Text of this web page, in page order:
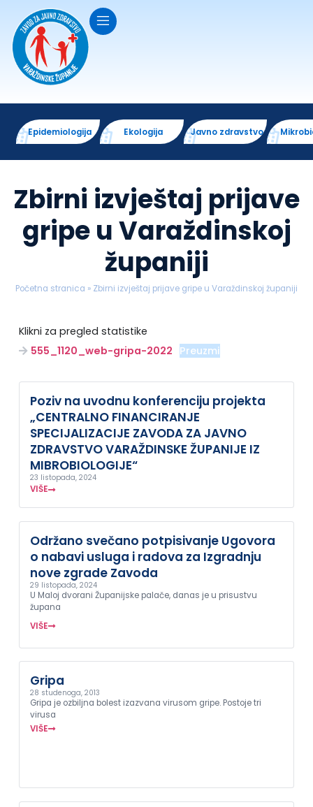
Epidemiologija Ekologija Javno zdravstvo
Zbirni izvještaj prijave
gripe u Varaždinskoj
županiji
Početna stranica » Zbirni izvještaj prijave gripe u Varaždinskoj županiji
Klikni za pregled statistike
555_1120_web-gripa-2022 Preuzmi
Poziv na uvodnu konferenciju projekta
„CENTRALNO FINANCIRANJE
SPECIJALIZACIJE ZAVODA ZA JAVNO
ZDRAVSTVO VARAŽDINSKE ŽUPANIJE IZ
MIBROBIOLOGIJE“
23 listopada, 2024
VIŠE
Održano svečano potpisivanje Ugovora
o nabavi usluga i radova za Izgradnju
nove zgrade Zavoda
29 listopada, 2024
U Maloj dvorani Županijske palače, danas je u prisustvu
župana
VIŠE
Gripa
28 studenoga, 2013
Gripa je ozbiljna bolest izazvana virusom gripe. Postoje tri
virusa
VIŠE